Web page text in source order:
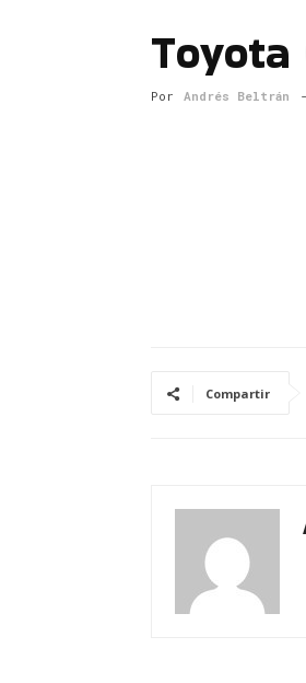
Toyota
Por Andrés Beltrán -
Compartir